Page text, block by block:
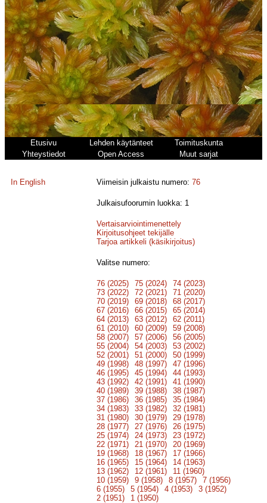
Etusivu Lehden käytänteet
Toimituskunta
Yhteystiedot
Open Access Muut sarjat
In English Viimeisin julkaistu numero:76
Julkaisufoorumin luokka: 1
Vertaisarviointimenettely
Kirjoitusohjeet tekijälle
Tarjoa artikkeli (käsikirjoitus)
Valitse numero:
76 (2025) 75 (2024)
74 (2023)
73 (2022)
72 (2021)
71 (2020)
70 (2019)
69 (2018)
68 (2017)
67 (2016)
66 (2015)
65 (2014)
64 (2013)
63 (2012)
62 (2011)
61 (2010)
60 (2009)
59 (2008)
58 (2007)
57 (2006)
56 (2005)
55 (2004)
54 (2003)
53 (2002)
52 (2001)
51 (2000)
50 (1999)
49 (1998)
48 (1997)
47 (1996)
46 (1995)
45 (1994)
44 (1993)
43 (1992)
42 (1991)
41 (1990)
40 (1989)
39 (1988)
38 (1987)
37 (1986)
36 (1985)
35 (1984)
34 (1983)
33 (1982)
32 (1981)
31 (1980)
30 (1979)
29 (1978)
28 (1977)
27 (1976)
26 (1975)
25 (1974)
24 (1973)
23 (1972)
22 (1971)
21 (1970)
20 (1969)
19 (1968)
18 (1967)
17 (1966)
16 (1965)
15 (1964)
14 (1963)
13 (1962)
12 (1961)
11 (1960)
10 (1959)
9 (1958) 8 (1957)
7 (1956)
6 (1955)
5 (1954) 4 (1953)
3 (1952)
2 (1951)
1 (1950)